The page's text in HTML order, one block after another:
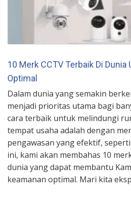
10 Merk CCTV Terbaik Di Dunia
Optimal
Dalam dunia yang semakin
menjadi prioritas utama bagi
cara terbaik untuk melindungi
tempat usaha adalah dengan
pengawasan yang efektif,
ini, kami akan membahas 10
dunia yang dapat membantu
keamanan optimal. Mari kita